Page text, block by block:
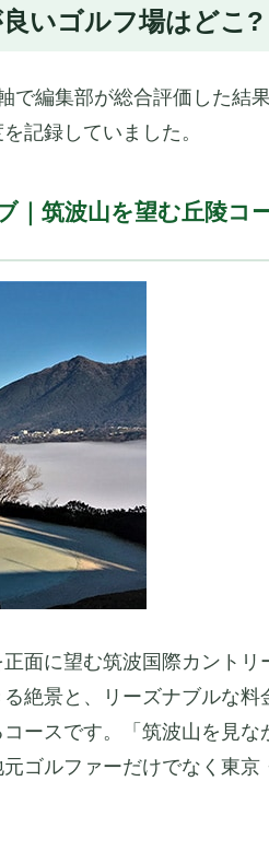
いゴルフ場はどこ?
で編集部が総合評価した結
記録していました。
｜筑波山を望む丘陵コ
面に望む筑波国際カント
絶景と、リーズナブルな
ースです。「筑波山を見
ゴルファーだけでなく東